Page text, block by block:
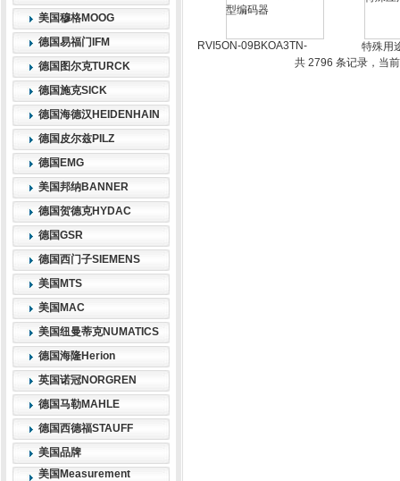
美国穆格MOOG
德国易福门IFM
德国图尔克TURCK
德国施克SICK
德国海德汉HEIDENHAIN
德国皮尔兹PILZ
德国EMG
美国邦纳BANNER
德国贺德克HYDAC
德国GSR
德国西门子SIEMENS
美国MTS
美国MAC
美国纽曼蒂克NUMATICS
德国海隆Herion
英国诺冠NORGREN
德国马勒MAHLE
德国西德福STAUFF
美国品牌
美国Measurement
RVI5ON-09BKOA3TN-
02500P+F实用经济型
特殊用
应
共 2796 条记录，当